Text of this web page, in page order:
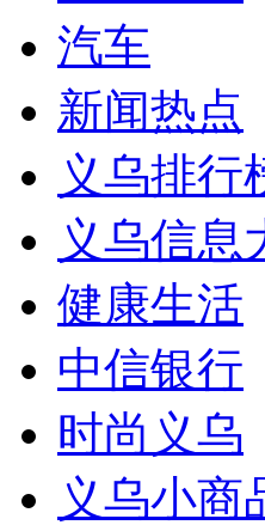
汽车
新闻热点
义乌排行
义乌信息
健康生活
中信银行
时尚义乌
义乌小商